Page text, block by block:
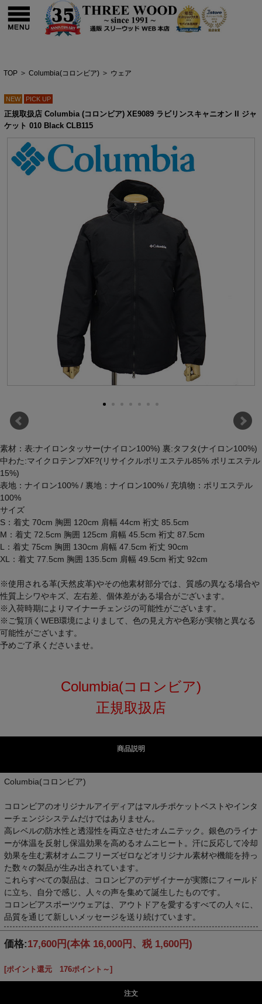
TOP > Columbia(コロンビア) > ウェア
NEW PICK UP
正規取扱店 Columbia (コロンビア) XE9089 ラビリンスキャニオン II ジャ
ケット 010 Black CLB115
素材：表:ナイロンタッサー(ナイロン100%) 裏:タフタ(ナイロン100%)
中わた:マイクロテンプXF?(リサイクルポリエステル85% ポリエステル
15%)
表地：ナイロン100% / 裏地：ナイロン100% / 充填物：ポリエステル
100%
サイズ
S：着丈 70cm 胸囲 120cm 肩幅 44cm 裄丈 85.5cm
M：着丈 72.5cm 胸囲 125cm 肩幅 45.5cm 裄丈 87.5cm
L：着丈 75cm 胸囲 130cm 肩幅 47.5cm 裄丈 90cm
XL：着丈 77.5cm 胸囲 135.5cm 肩幅 49.5cm 裄丈 92cm
※使用される革(天然皮革)やその他素材部分では、質感の異なる場合や
性質上シワやキズ、左右差、個体差がある場合がございます。
※入荷時期によりマイナーチェンジの可能性がございます。
※ご覧頂くWEB環境によりまして、色の見え方や色彩が実物と異なる
可能性がございます。
予めご了承くださいませ。
Columbia(コロンビア)
正規取扱店
商品説明
Columbia(コロンビア)
コロンビアのオリジナルアイディアはマルチポケットベストやインタ
ーチェンジシステムだけではありません。
高レベルの防水性と透湿性を両立させたオムニテック。銀色のライナ
ーが体温を反射し保温効果を高めるオムニヒート。汗に反応して冷却
効果を生む素材オムニフリーズゼロなどオリジナル素材や機能を持っ
た数々の製品が生み出されています。
これらすべての製品は、コロンビアのデザイナーが実際にフィールド
に立ち、自分で感じ、人々の声を集めて誕生したものです。
コロンビアスポーツウェアは、アウトドアを愛するすべての人々に、
品質を通じて新しいメッセージを送り続けています。
価格:17,600円 (本体 16,000円、税 1,600円)
[ポイント還元 176ポイント～]
注文